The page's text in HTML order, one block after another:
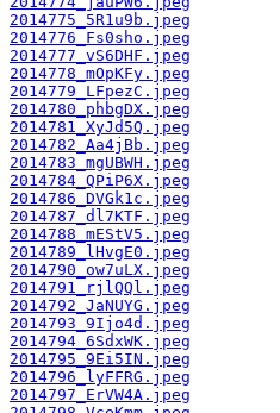
2014775_5R1u9b.jpeg
2014776_Fs0sho.jpeg
2014777_vS6DHF.jpeg
2014778_mOpKFy.jpeg
2014779_LFpezC.jpeg
2014780_phbgDX.jpeg
2014781_XyJd5Q.jpeg
2014782_Aa4jBb.jpeg
2014783_mgUBWH.jpeg
2014784_QPiP6X.jpeg
2014786_DVGk1c.jpeg
2014787_dl7KTF.jpeg
2014788_mEStV5.jpeg
2014789_lHvgE0.jpeg
2014790_ow7uLX.jpeg
2014791_rjlQQl.jpeg
2014792_JaNUYG.jpeg
2014793_9Ijo4d.jpeg
2014794_6SdxWK.jpeg
2014795_9Ei5IN.jpeg
2014796_lyFFRG.jpeg
2014797_ErVW4A.jpeg